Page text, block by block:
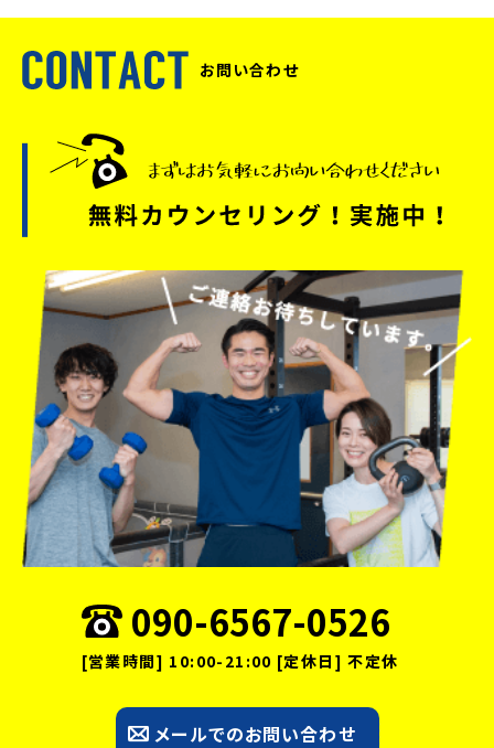
お問い合わせ
090-6567-0526
[営業時間] 10:00-21:00 [定休日] 不定休
メールでのお問い合わせ